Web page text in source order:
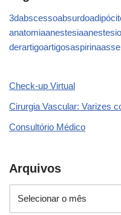
3dabscessoabsurdo
anatomiaanestesia
derartigoartigosaspirina
Check-up Virtual
Cirurgia Vascular: Varizes
Consultório Médico
Arquivos